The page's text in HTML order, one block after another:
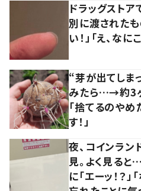
ドラッグスト
別に渡された
い！」「え、なにこ
“芽が出てしま
みたら…→約3
「捨てるのやめ
す！」
夜、コインラ
見。よく見ると
に「エーッ！？」